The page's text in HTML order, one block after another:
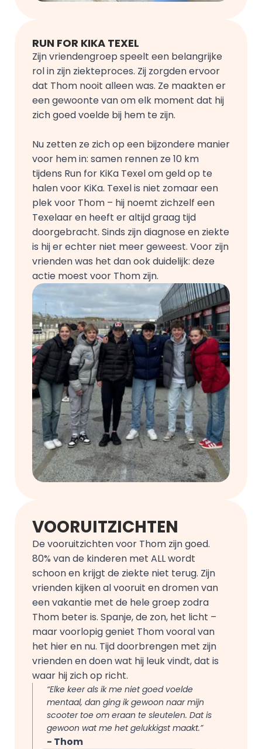
RUN FOR KIKA TEXEL
Zijn vriendengroep speelt een belangrijke
rol in zijn ziekteproces. Zij zorgden ervoor
dat Thom nooit alleen was. Ze maakten er
een gewoonte van om elk moment dat hij
zich goed voelde bij hem te zijn.
Nu zetten ze zich op een bijzondere manier
voor hem in: samen rennen ze 10 km
tijdens Run for KiKa Texel om geld op te
halen voor KiKa. Texel is niet zomaar een
plek voor Thom – hij noemt zichzelf een
Texelaar en heeft er altijd graag tijd
doorgebracht. Sinds zijn diagnose en ziekte
is hij er echter niet meer geweest. Voor zijn
vrienden was het dan ook duidelijk: deze
actie moest voor Thom zijn.
VOORUITZICHTEN
De vooruitzichten voor Thom zijn goed.
80% van de kinderen met ALL wordt
schoon en krijgt de ziekte niet terug. Zijn
vrienden kijken al vooruit en dromen van
een vakantie met de hele groep zodra
Thom beter is. Spanje, de zon, het licht –
maar voorlopig geniet Thom vooral van
het hier en nu. Tijd doorbrengen met zijn
vrienden en doen wat hij leuk vindt, dat is
waar hij zich op richt.
“Elke keer als ik me niet goed voelde
mentaal, dan ging ik gewoon naar mijn
scooter toe om eraan te sleutelen. Dat is
gewoon wat me het gelukkigst maakt.”
- Thom